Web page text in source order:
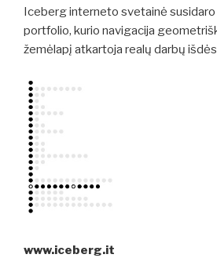
Iceberg interneto svetainė susidaro
portfolio, kurio navigacija
žemėlapį atkartoja realų darbų
www.iceberg.it